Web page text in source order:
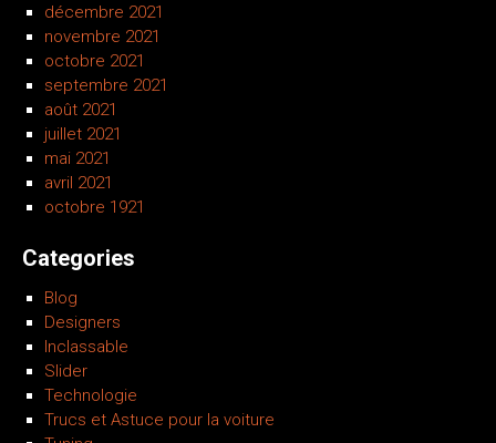
décembre 2021
novembre 2021
octobre 2021
septembre 2021
août 2021
juillet 2021
mai 2021
avril 2021
octobre 1921
Categories
Blog
Designers
Inclassable
Slider
Technologie
Trucs et Astuce pour la voiture